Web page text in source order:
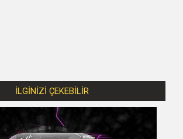
İLGİNİZİ ÇEKEBİLİR